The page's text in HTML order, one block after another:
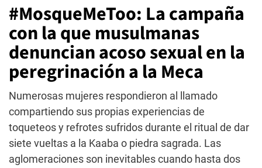
#MosqueMeToo: La campaña
con la que musulmanas
denuncian acoso sexual en la
peregrinación a la Meca
Numerosas mujeres respondieron al llamado
compartiendo sus propias experiencias de
toqueteos y refrotes sufridos durante el ritual de dar
siete vueltas a la Kaaba o piedra sagrada. Las
aglomeraciones son inevitables cuando hasta dos